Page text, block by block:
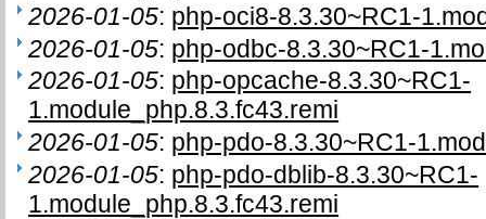
2026-01-05: php-oci8-8.3.30~RC1-
2026-01-05: php-odbc-8.3.30~RC1-
2026-01-05: php-opcache-8.3.30~RC1-
1.module_php.8.3.fc43.remi
2026-01-05: php-pdo-8.3.30~RC1-
2026-01-05: php-pdo-dblib-8.3.30~RC1-
1.module_php.8.3.fc43.remi